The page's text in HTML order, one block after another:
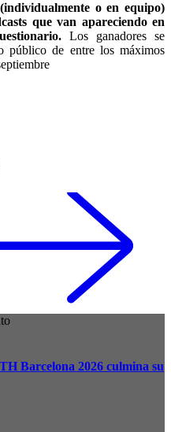
o en equipo)
que van apareciendo en
Los ganadores se
público de entre los máximos
Barcelona 2026 culmina su